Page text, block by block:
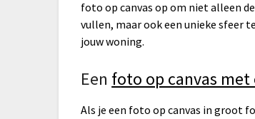
foto op canvas op om niet alleen
vullen, maar ook een unieke sfeer
jouw woning.
Een foto op canvas
Als je een foto op canvas in groot